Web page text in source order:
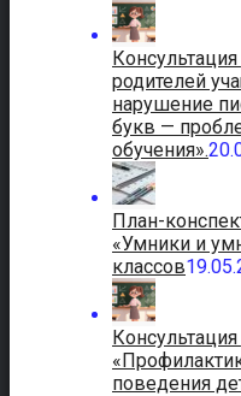
родителей
нарушение
букв —
обучения».
План-
«Умники и
классов
поведения